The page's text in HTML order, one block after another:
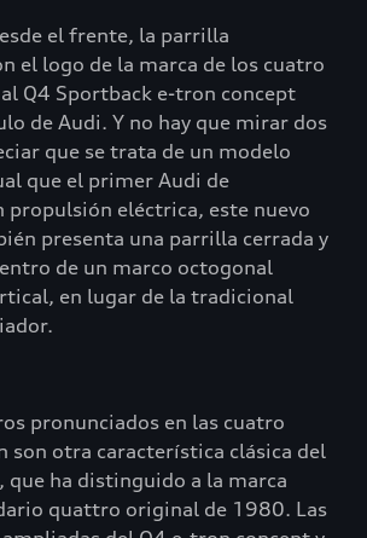
el frente, la parrilla
el logo de la marca de los cuatro
Q4 Sportback e-tron concept
de Audi. Y no hay que mirar dos
que se trata de un modelo
que el primer Audi de
propulsión eléctrica, este nuevo
presenta una parrilla cerrada y
de un marco octogonal
en lugar de la tradicional
pronunciados en las cuatro
son otra característica clásica del
que ha distinguido a la marca
quattro original de 1980. Las